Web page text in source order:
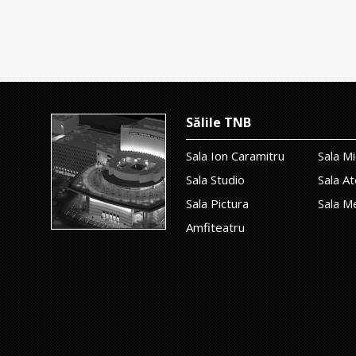
Sălile TNB
Sala Ion Caramitru
Sala
Sala Studio
Sala
Sala Pictura
Sala
Amfiteatru